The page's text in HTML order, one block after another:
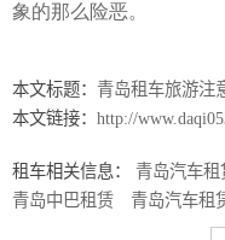
象的那么险恶。
本文标题： 青岛租车旅游注
本文链接： http://
租车相关信息： 青岛汽车租
青岛中巴租赁
青岛汽车租
青岛